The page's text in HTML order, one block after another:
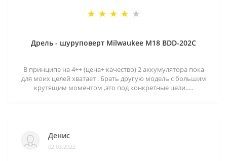
Дрель - шуруповерт Milwaukee M18 BDD-202C
В принципе на 4++ (цена+ качество) 2 аккумулятора пока
для моих целей хватает . Брать другую модель с большим
крутящим моментом ,это под конкретные цели.....
Денис
02.03.2022